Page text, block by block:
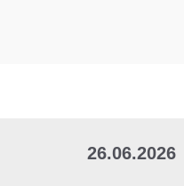
26.06.2026